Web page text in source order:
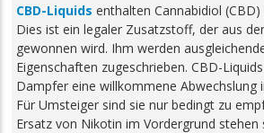
CBD-Liquids enthalten Cannabidiol
Dies ist ein legaler Zusatzstoff, der aus
gewonnen wird. Ihm werden
Eigenschaften zugeschrieben. CBD-
Dampfer eine willkommene Abwechslung
Für Umsteiger sind sie nur bedingt zu
Ersatz von Nikotin im Vordergrund stehen